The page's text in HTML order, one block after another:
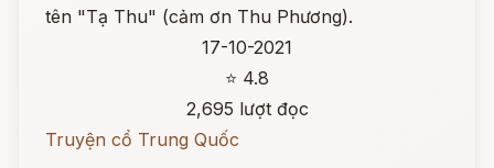
tên "Tạ Thu" (cảm ơn Thu Phương).
17-10-2021
⭐ 4.8
2,695 lượt đọc
Truyện cổ Trung Quốc